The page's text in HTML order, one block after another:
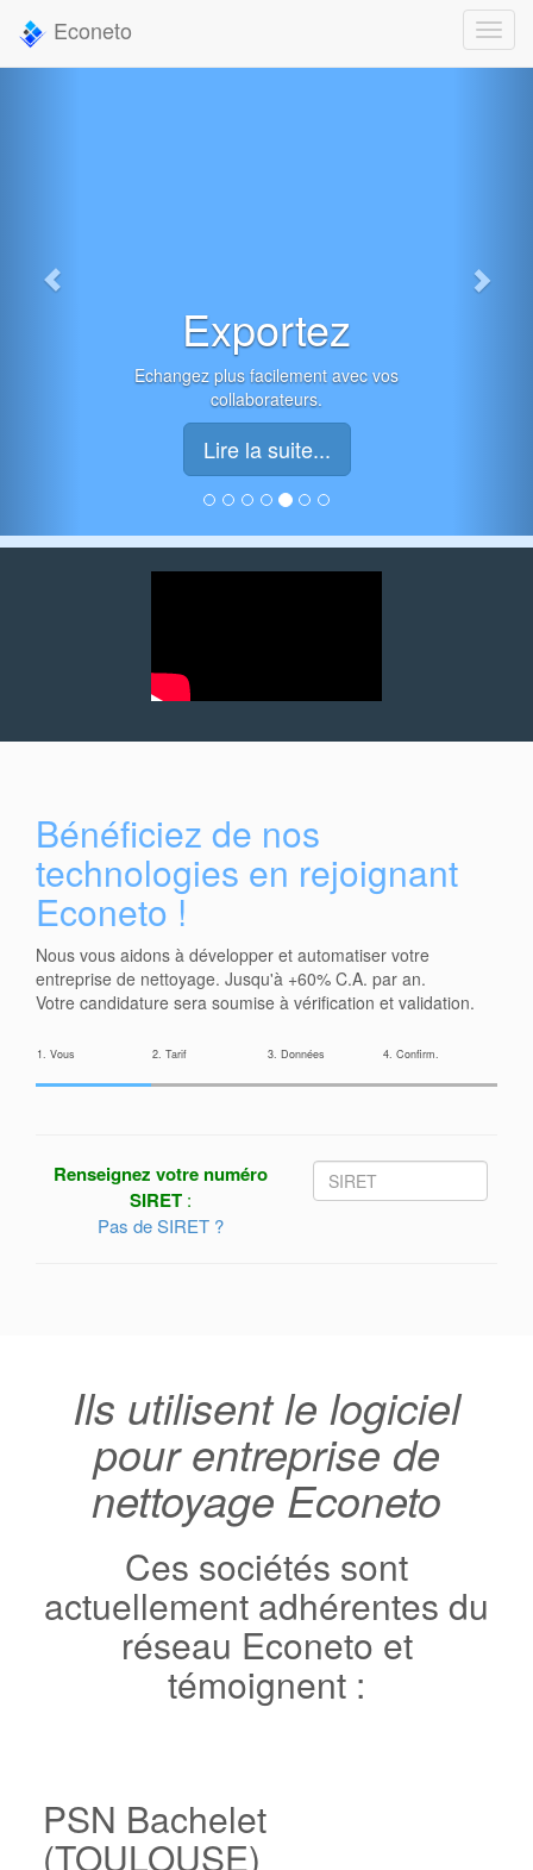
Econeto
Exportez
Echangez plus facilement avec vos
collaborateurs.
Lire la suite...
Bénéficiez de nos
technologies en rejoignant
Econeto !
Nous vous aidons à développer et automatiser votre
entreprise de nettoyage. Jusqu'à +60% C.A. par an.
Votre candidature sera soumise à vérification et validation.
1. Vous 2. Tarif 3. Données 4. Confirm.
Renseignez votre numéro
SIRET :
Pas de SIRET ?
Ils utilisent le logiciel
pour entreprise de
nettoyage Econeto
Ces sociétés sont
actuellement adhérentes du
réseau Econeto et
témoignent :
PSN Bachelet
(TOULOUSE)